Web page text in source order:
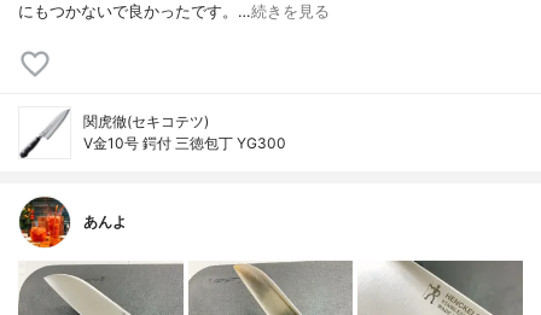
にもつかないで良かったです。…続きを見る
関虎徹(セキコテツ)
V金10号 鍔付 三徳包丁 YG300
あんよ